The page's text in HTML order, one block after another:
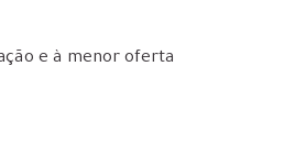
e à menor oferta